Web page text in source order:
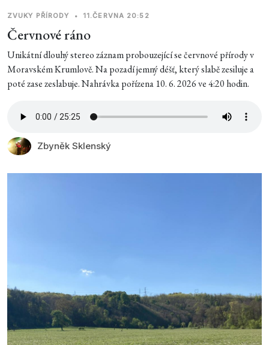
ZVUKY PŘÍRODY • 11.ČERVNA 20:52
Červnové ráno
Unikátní dlouhý stereo záznam probouzející se červnové přírody v
Moravském Krumlově. Na pozadí jemný déšť, který slabě zesiluje a
poté zase zeslabuje. Nahrávka pořízena 10. 6. 2026 ve 4:20 hodin.
Zbyněk Sklenský